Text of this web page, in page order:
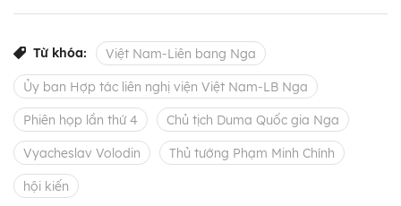
Từ khóa: Việt Nam-Liên bang Nga
Ủy ban Hợp tác liên nghị viện Việt Nam-LB Nga
Phiên họp lần thứ 4 Chủ tịch Duma Quốc gia Nga
Vyacheslav Volodin Thủ tướng Phạm Minh Chính
hội kiến